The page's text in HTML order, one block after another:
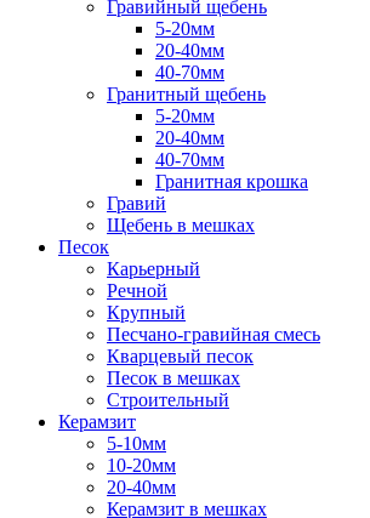
Гравийный щебень
5-20мм
20-40мм
40-70мм
Гранитный щебень
5-20мм
20-40мм
40-70мм
Гранитная крошка
Гравий
Щебень в мешках
Песок
Карьерный
Речной
Крупный
Песчано-гравийная смесь
Кварцевый песок
Песок в мешках
Строительный
Керамзит
5-10мм
10-20мм
20-40мм
Керамзит в мешках